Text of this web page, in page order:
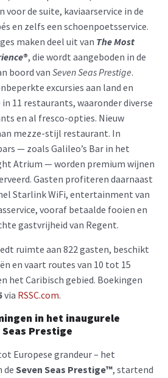
de suite, kaviaarservice in de
en zelfs een schoenpoetsservice.
maken deel uit van The Most
®, die wordt aangeboden in de
boord van Seven Seas Prestige.
excursies aan land en
11 restaurants, waaronder diverse
en al fresco-opties. Nieuw
mezze-stijl restaurant. In
— zoals Galileo’s Bar in het
Atrium — worden premium wijnen
Gasten profiteren daarnaast
Starlink WiFi, entertainment van
vooraf betaalde fooien en
gastvrijheid van Regent.
ruimte aan 822 gasten, beschikt
en vaart routes van 10 tot 15
het Caribisch gebied. Boekingen
via RSSC.com.
in het inaugurele
Prestige
Europese grandeur – het
de Seven Seas Prestige™, startend